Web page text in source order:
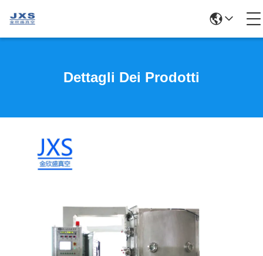
Dettagli Dei Prodotti